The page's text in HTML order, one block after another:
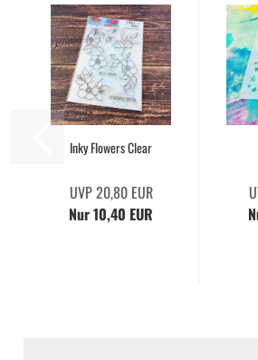
Inky Flowers Clear
UVP 20,80 EUR
Nur 10,40 EUR